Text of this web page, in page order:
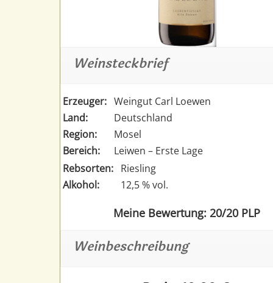
Weinsteckbrief
Erzeuger: Weingut Carl Loewen
Land:
Deutschland
Region:
Mosel
Bereich:
Leiwen – Erste Lage
Rebsorten: Riesling
Alkohol:
12,5 % vol.
Meine Bewertung: 20/20 PLP
Weinbeschreibung